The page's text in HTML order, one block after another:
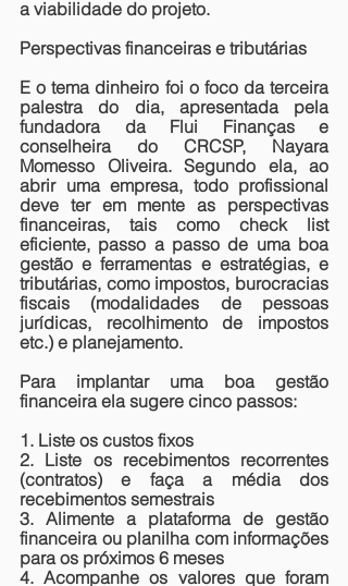
a viabilidade do projeto.
Perspectivas financeiras e tributárias
E o tema dinheiro foi o foco da terceira
palestra do dia, apresentada pela
fundadora da Flui Finanças e
conselheira do CRCSP, Nayara
Momesso Oliveira. Segundo ela, ao
abrir uma empresa, todo profissional
deve ter em mente as perspectivas
financeiras, tais como check list
eficiente, passo a passo de uma boa
gestão e ferramentas e estratégias, e
tributárias, como impostos, burocracias
fiscais (modalidades de pessoas
jurídicas, recolhimento de impostos
etc.) e planejamento.
Para implantar uma boa gestão
financeira ela sugere cinco passos:
1. Liste os custos fixos
2. Liste os recebimentos recorrentes
(contratos) e faça a média dos
recebimentos semestrais
3. Alimente a plataforma de gestão
financeira ou planilha com informações
para os próximos 6 meses
4. Acompanhe os valores que foram